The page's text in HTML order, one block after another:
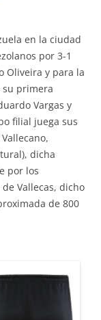
en la ciudad
por 3-1
Oliveira y para la
su primera
Vargas y
filial juega sus
dicha
por los
Vallecas, dicho
de 800